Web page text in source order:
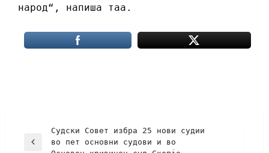
народ“, напиша таа.
Судски Совет избра 25 нови судии
во пет основни судови и во